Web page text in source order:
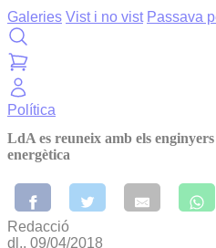
Galeries Vist i no vist Passava
Política
LdA es reuneix amb els
energètica
Redacció
dl., 09/04/2018